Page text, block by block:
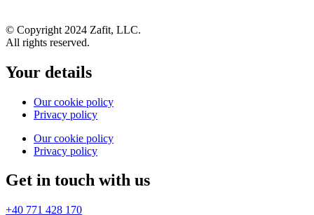
© Copyright 2024 Zafit, LLC.
All rights reserved.
Your details
Our cookie policy
Privacy policy
Our cookie policy
Privacy policy
Get in touch with us
+40 771 428 170